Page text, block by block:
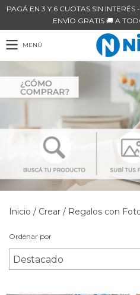
PAGÁ EN 3 Y 6 CUOTAS SIN
ENVÍO GRATIS 🚚 A
MENÚ
Inicio / Crear / Regalos con
Ordenar por